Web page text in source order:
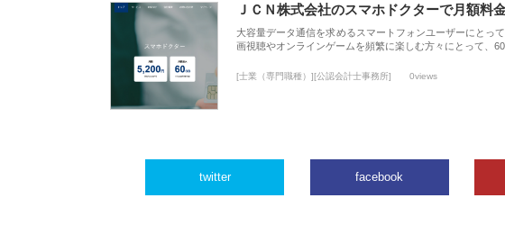
ＪＣＮ株式会社のスマホドクターで月額料
大容量データ通信を求めるスマートフォンユーザーにとっ
画視聴やオンラインゲームを頻繁に楽しむ方々にとって、
[士業（専門職種）][公認会計士事務所] 0views
twitter facebook